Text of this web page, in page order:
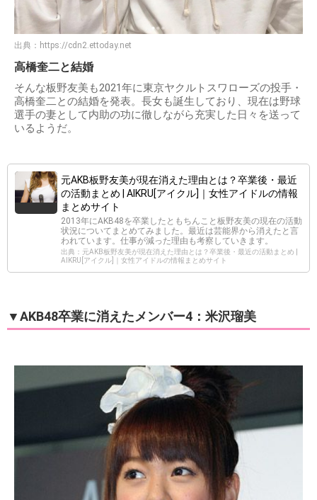
出典： https://cdn2.ettoday.net
高橋奎二と結婚
そんな板野友美も2021年に東京ヤクルトスワローズの投手・
高橋奎二との結婚を発表。長女も誕生しており、現在は野球
選手の妻として内助の功に徹しながら充実した日々を送って
いるようだ。
元AKB板野友美が現在消えた理由とは？卒業後・最近
の活動まとめ | AIKRU[アイクル]｜女性アイドルの情報
まとめサイト
2013年にAKB48を卒業したともちんこと板野友美の現在の活動
状況についてまとめてみました。最近は芸能界から消えたと言
われています。仕事が減った理由も考察していきます。
出典：元AKB板野友美が現在消えた理由とは？卒業後・最近の活動まとめ |
AIKRU[アイクル]｜女性アイドルの情報まとめサイト
▼AKB48卒業に消えたメンバー4：米沢瑠美